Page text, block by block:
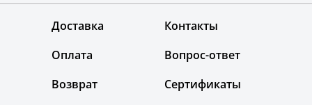
Оплата
Доставка
Вопрос-ответ
Контакты
Возврат
Сертификаты